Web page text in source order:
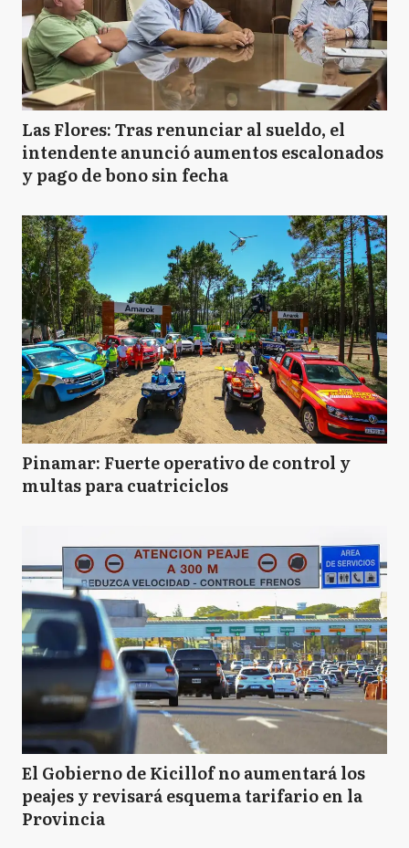
Las Flores: Tras renunciar al sueldo, el
intendente anunció aumentos escalonados
y pago de bono sin fecha
Pinamar: Fuerte operativo de control y
multas para cuatriciclos
El Gobierno de Kicillof no aumentará los
peajes y revisará esquema tarifario en la
Provincia